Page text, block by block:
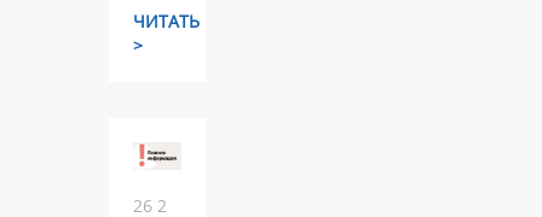
ЧИТАТЬ
>
26 2